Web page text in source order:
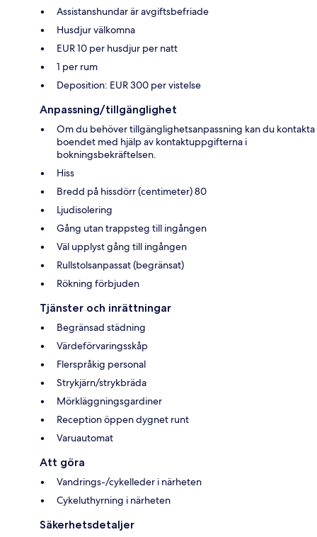
Assistanshundar är avgiftsbefriade
Husdjur välkomna
EUR 10 per husdjur per natt
1 per rum
Deposition: EUR 300 per vistelse
Anpassning/tillgänglighet
Om du behöver tillgänglighetsanpassning kan du kontakta
boendet med hjälp av kontaktuppgifterna i
bokningsbekräftelsen.
Hiss
Bredd på hissdörr (centimeter) 80
Ljudisolering
Gång utan trappsteg till ingången
Väl upplyst gång till ingången
Rullstolsanpassat (begränsat)
Rökning förbjuden
Tjänster och inrättningar
Begränsad städning
Värdeförvaringsskåp
Flerspråkig personal
Strykjärn/strykbräda
Mörkläggningsgardiner
Reception öppen dygnet runt
Varuautomat
Att göra
Vandrings-/cykelleder i närheten
Cykeluthyrning i närheten
Säkerhetsdetaljer